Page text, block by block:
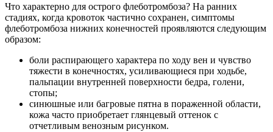
Что характерно для острого флеботромбоза? На ранних
стадиях, когда кровоток частично сохранен, симптомы
флеботромбоза нижних конечностей проявляются следующим
образом:
боли распирающего характера по ходу вен и чувство
тяжести в конечностях, усиливающиеся при ходьбе,
пальпации внутренней поверхности бедра, голени,
стопы;
синюшные или багровые пятна в пораженной области,
кожа часто приобретает глянцевый оттенок с
отчетливым венозным рисунком.